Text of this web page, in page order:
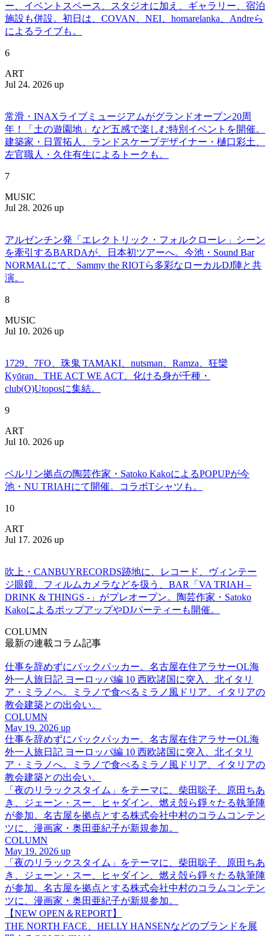
ー、イベントスペース、スタジオに加え、ギャラリー、宿泊
施設も併設。初日は、COVAN、NEI、homarelanka、Andreら
によるライブも。
6
ART
Jul 24. 2026 up
常滑・INAXライブミュージアムがグランドオープン20周
年！「土の遊園地」など五感で楽しむ特別イベントを開催。
建築家・日置拓人、ランドスケープデザイナー・樋口彩土、
左官職人・久住有生によるトークも。
7
MUSIC
Jul 28. 2026 up
アルゼンチン発「エレクトリック・フォルクローレ」シーン
を牽引するBARDAが、日本初ツアーへ。今池・Sound Bar
NORMALにて、Sammy the RIOTら多彩なローカルDJ陣と共
演。
8
MUSIC
Jul 10. 2026 up
1729、7FO、珠鬼 TAMAKI、nutsman、Ramza、狂欒
Kyōran、THE ACT WE ACT、化ける身が千種・
club(O)Utoposに集結。
9
ART
Jul 10. 2026 up
ベルリン拠点の陶芸作家・Satoko KakoによるPOPUPが今
池・NU TRIAHにて開催。コラボTシャツも。
10
ART
Jul 17. 2026 up
吹上・CANBUYRECORDS跡地に、レコード、ヴィンテー
ジ眼鏡、フィルムカメラなどを扱う、BAR「VA TRIAH –
DRINK & THINGS -」がプレオープン。陶芸作家・Satoko
KakoによるポップアップやDJパーティーも開催。
COLUMN
最新の連載コラム記事
仕事を辞めずにバックパッカー。名古屋在住アラサーOL海
外一人旅日記 ヨーロッパ編 10 西欧諸国に突入、北イタリ
ア・ミラノへ。ミラノで食べるミラノ風ドリア、イタリアの
教会建築との出会い。
COLUMN
May 19. 2026 up
仕事を辞めずにバックパッカー。名古屋在住アラサーOL海
外一人旅日記 ヨーロッパ編 10 西欧諸国に突入、北イタリ
ア・ミラノへ。ミラノで食べるミラノ風ドリア、イタリアの
教会建築との出会い。
「夜のリラックスタイム」をテーマに、柴田聡子、原田ちあ
き、ジェーン・スー、ヒャダイン、燃え殻ら錚々たる執筆陣
が参加。名古屋を拠点とする株式会社中村のコラムコンテン
ツに、漫画家・奥田亜紀子が新規参加。
COLUMN
May 19. 2026 up
「夜のリラックスタイム」をテーマに、柴田聡子、原田ちあ
き、ジェーン・スー、ヒャダイン、燃え殻ら錚々たる執筆陣
が参加。名古屋を拠点とする株式会社中村のコラムコンテン
ツに、漫画家・奥田亜紀子が新規参加。
【NEW OPEN＆REPORT】
THE NORTH FACE、HELLY HANSENなどのブランドを展